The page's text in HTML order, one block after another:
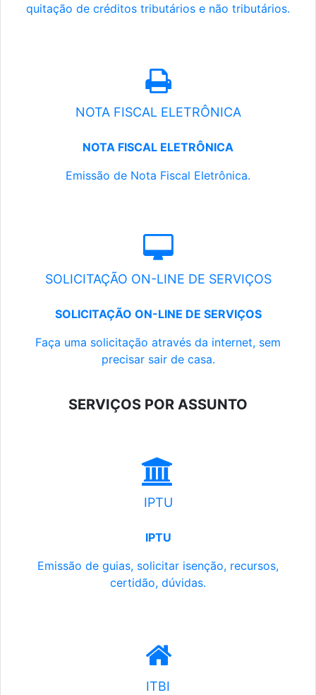
quitação de créditos tributários e não tributários.
NOTA FISCAL ELETRÔNICA
NOTA FISCAL ELETRÔNICA
Emissão de Nota Fiscal Eletrônica.
SOLICITAÇÃO ON-LINE DE SERVIÇOS
SOLICITAÇÃO ON-LINE DE SERVIÇOS
Faça uma solicitação através da internet, sem
precisar sair de casa.
SERVIÇOS POR ASSUNTO
IPTU
IPTU
Emissão de guias, solicitar isenção, recursos,
certidão, dúvidas.
ITBI